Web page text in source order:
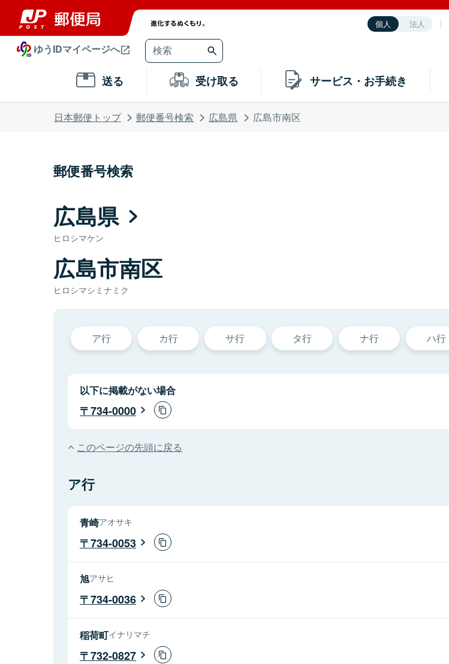
個人 法人
ゆうIDマイページへ
送る 受け取る サービス・お手続き
日本郵便トップ 郵便番号検索 広島県 広島市南区
郵便番号検索
広島県
ヒロシマケン
広島市南区
ヒロシマシミナミク
ア行 カ行 サ行 タ行 ナ行 ハ行
以下に掲載がない場合
734-0000
このページの先頭に戻る
ア行
青崎アオサキ
734-0053
旭アサヒ
734-0036
稲荷町イナリマチ
732-0827